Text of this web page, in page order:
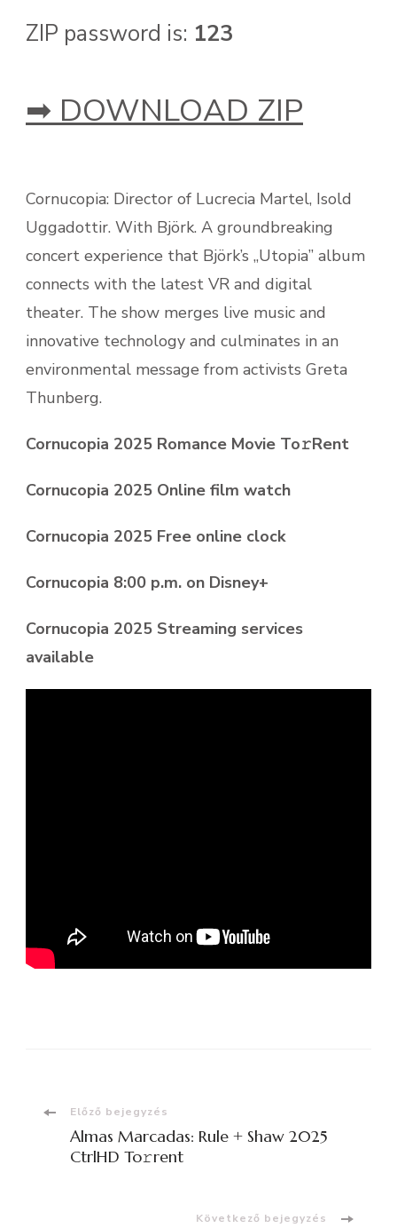
ZIP password is: 123
➡ DOWNLOAD ZIP
Cornucopia: Director of Lucrecia Martel, Isold
Uggadottir. With Björk. A groundbreaking
concert experience that Björk’s „Utopia” album
connects with the latest VR and digital
theater. The show merges live music and
innovative technology and culminates in an
environmental message from activists Greta
Thunberg.
Cornucopia 2025 Romance Movie To𝚛Rent
Cornucopia 2025 Online film watch
Cornucopia 2025 Free online clock
Cornucopia 8:00 p.m. on Disney+
Cornucopia 2025 Streaming services
available
Bejegyzések
navigációja
Előző bejegyzés
Almas Marcadas: Rule + Shaw 2025
CtrlHD To𝚛rent
Következő bejegyzés